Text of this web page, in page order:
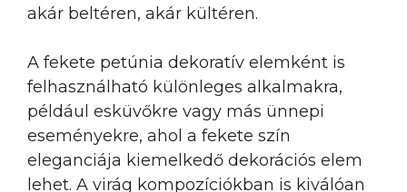
akár beltéren, akár kültéren.
A fekete petúnia dekoratív elemként is
felhasználható különleges alkalmakra,
például esküvőkre vagy más ünnepi
eseményekre, ahol a fekete szín
eleganciája kiemelkedő dekorációs elem
lehet. A virág kompozíciókban is kiválóan